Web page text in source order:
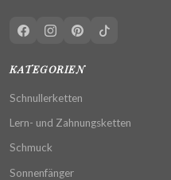
KATEGORIEN
Schnullerketten
Lern- und Zahnungsketten
Schmuck
Sonnenfänger